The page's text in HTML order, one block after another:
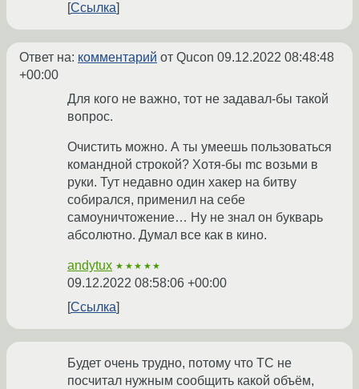
Ссылка
Ответ на: комментарий от Qucon 09.12.2022 08:48:48
+00:00
Для кого не важно, тот не задавал-бы такой
вопрос.
Очистить можно. А ты умеешь пользоваться
командной строкой? Хотя-бы mc возьми в
руки. Тут недавно один хакер на битву
собирался, применил на себе
самоуничтожение… Ну не знал он букварь
абсолютно. Думал все как в кино.
andytux ★★★★★
09.12.2022 08:58:06 +00:00
Ссылка
Будет очень трудно, потому что ТС не
посчитал нужным сообщить какой объём,